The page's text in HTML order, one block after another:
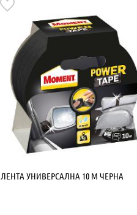
ЛЕНТА УНИВЕРСАЛНА 10 M ЧЕРНА